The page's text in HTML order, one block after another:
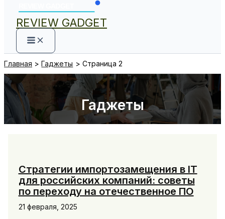
REVIEW GADGET
Главная Гаджеты Страница 2
Гаджеты
Стратегии импортозамещения в IT
для российских компаний: советы
по переходу на отечественное ПО
21 февраля, 2025